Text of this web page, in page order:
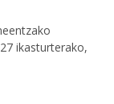
ikasturterako,